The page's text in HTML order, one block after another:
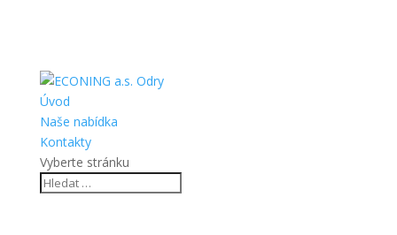
Úvod
Naše nabídka
Kontakty
Vyberte stránku